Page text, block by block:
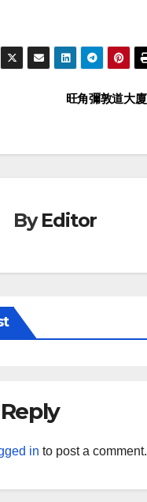
旺角彌敦道大
ByEditor
in to post a comment.